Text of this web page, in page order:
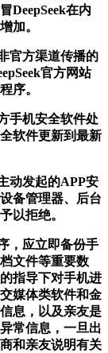
DeepSeek在内
加。
官方渠道传播的
官方网站
序。
手机安全软件处
软件更新到最新
动发起的APP安
备管理器、后台
以拒绝。
，应立即备份手
文件等重要数
指导下对手机进
媒体类软件和金
息，以及亲友是
常信息，一旦出
和亲友说明有关